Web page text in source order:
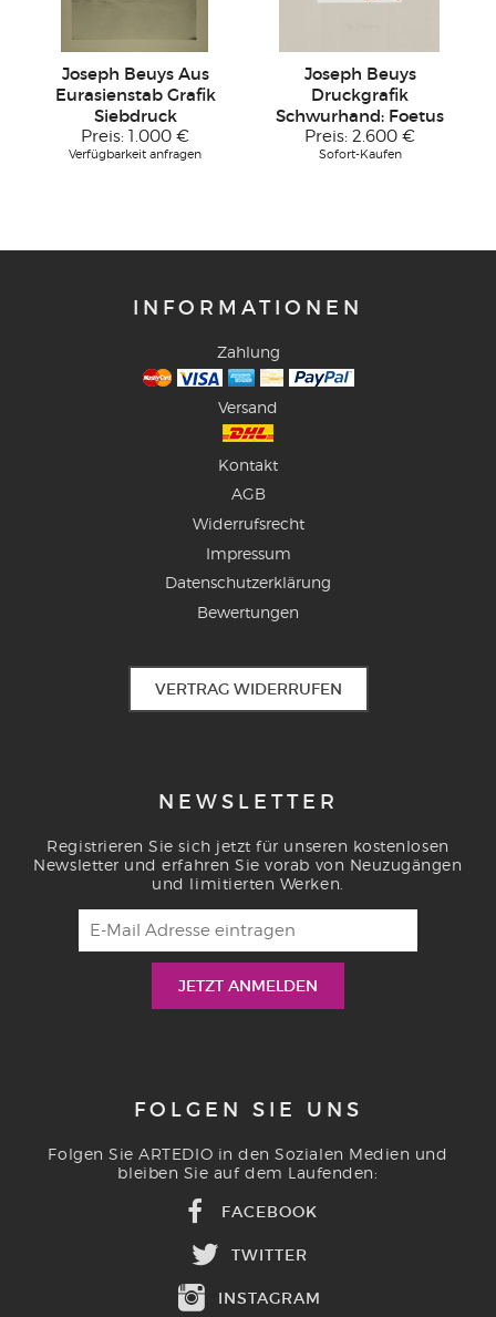
Joseph Beuys Aus
Eurasienstab Grafik
Siebdruck
Preis: 1.000 €
Verfügbarkeit anfragen
Joseph Beuys
Druckgrafik
Schwurhand: Foetus
Preis: 2.600 €
Sofort-Kaufen
INFORMATIONEN
Zahlung
Versand
Kontakt
AGB
Widerrufsrecht
Impressum
Datenschutzerklärung
Bewertungen
VERTRAG WIDERRUFEN
NEWSLETTER
Registrieren Sie sich jetzt für unseren kostenlosen
Newsletter und erfahren Sie vorab von Neuzugängen
und limitierten Werken.
FOLGEN SIE UNS
Folgen Sie ARTEDIO in den Sozialen Medien und
bleiben Sie auf dem Laufenden:
FACEBOOK
TWITTER
INSTAGRAM